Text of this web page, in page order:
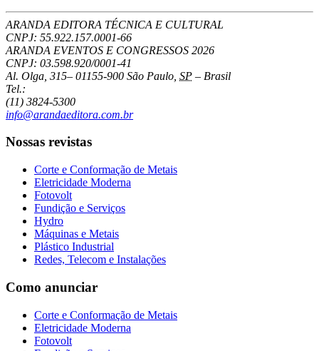
ARANDA EDITORA TÉCNICA E CULTURAL
CNPJ: 55.922.157.0001-66
ARANDA EVENTOS E CONGRESSOS 2026
CNPJ: 03.598.920/0001-41
Al. Olga, 315– 01155-900 São Paulo SP – Brasil
Tel.:
(11) 3824-5300
info@arandaeditora.com.br
Nossas revistas
Corte e Conformação de Metais
Eletricidade Moderna
Fotovolt
Fundição e Serviços
Hydro
Máquinas e Metais
Plástico Industrial
Redes, Telecom e Instalações
Como anunciar
Corte e Conformação de Metais
Eletricidade Moderna
Fotovolt